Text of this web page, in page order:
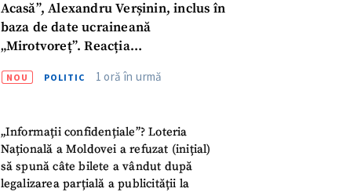
Acasă”, Alexandru Verșinin, inclus în
baza de date ucraineană
„Mirotvoreț”. Reacția
NOU POLITIC 1 oră în urmă
„Informații confidențiale”? Loteria
Națională a Moldovei a refuzat (inițial)
să spună câte bilete a vândut după
legalizarea parțială a publicității la